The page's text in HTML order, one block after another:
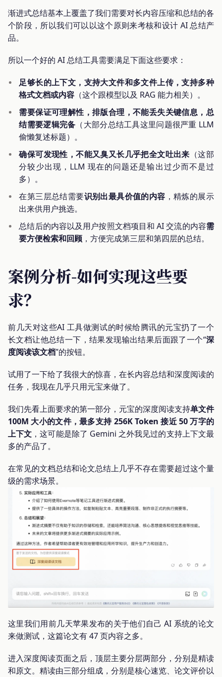
渐进式总结基本上覆盖了我们需要对长内容压缩和总结的各
个阶段，所以我们可以以这个原则来考核和设计 AI 总结产
品。
所以一个好的 AI 总结工具需要满足下面这些要求：
足够长的上下文，支持大文件和多文件上传，支持多种
格式文档或内容 （这个跟模型以及 RAG 能力相关）。
需要保证可理解性，排版合理，不能丢失关键信息，总
结需要逻辑完备 （大部分总结工具这里问题很严重 LLM
偷懒复述标题）。
确保可发现性，不能又臭又长几乎把全文吐出来 （这部
分较少出现，LLM 现在的问题还是输出过少而不是过
多）。
在第三层总结需要识别出最具价值的内容 ，精炼的展示
出来供用户挑选。
总结后的内容以及用户按照文档项目和 AI 交流的内容需
要方便检索和回顾 ，方便完成第三层和第四层的总结。
案例分析-如何实现这些要
求？
前几天对这些AI 工具做测试的时候给腾讯的元宝扔了一个
长文档让他总结一下，结果发现输出结果后面跟了一个“深
度阅读该文档”的按钮。
试用了一下给了我很大的惊喜，在长内容总结和深度阅读的
任务，我现在几乎只用元宝来做了。
我们先看上面要求的第一部分，元宝的深度阅读支持单文件
100M 大小的文件，最多支持 256K Token 接近 50 万字的
上下文 ，这可能是除了 Gemini 之外我见过的支持上下文最
多的产品了。
在常见的文档总结和论文总结上几乎不存在需要超过这个量
级的需求场景。
这里我们用前几天苹果发布的关于他们自己 AI 系统的论文
来做测试，这篇论文有 47 页内容之多。
进入深度阅读页面之后，顶层主要分层两部分，分别是精读
和原文。精读由三部分组成，分别是核心速览、论文评价以